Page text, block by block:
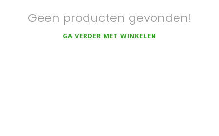
Geen producten gevonden!
GA VERDER MET WINKELEN